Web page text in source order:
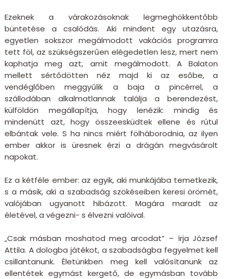
Ezeknek a várakozásoknak legmeghökkentőbb
büntetése a csalódás. Aki mindent egy utazásra,
egyetlen sokszor megálmodott vakációs programra
tett föl, az szükségszerűen elégedetlen lesz, mert nem
kaphatja meg azt, amit megálmodott. A Balaton
mellett sértődötten néz majd ki az esőbe, a
vendéglőben meggyűlik a baja a pincérrel, a
szállodában alkalmatlannak találja a berendezést,
külföldön megállapítja, hogy lenézik: mindig és
mindenütt azt, hogy összeesküdtek ellene és rútul
elbántak vele. S ha nincs miért fölháborodnia, az ilyen
ember akkor is üresnek érzi a drágán megvásárolt
napokat.
Ez a kétféle ember: az egyik, aki munkájába temetkezik,
s a másik, aki a szabadság szökéseiben keresi örömét,
valójában ugyanott hibázott. Magára maradt az
életével, a végezni- s élvezni valóival.
„Csak másban moshatod meg arcodat” – írja József
Attila. A dologba játékot, a szabadságba fegyelmet kell
csillantanunk. Életünkben meg kell valósítanunk az
ellentétek egymást kergető, de egymásban tovább